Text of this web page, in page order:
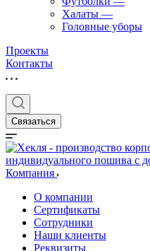
Халаты —
Головные уборы
Проекты
Контакты
Связаться
Компания
О компании
Сертификаты
Сотрудники
Наши клиенты
Реквизиты